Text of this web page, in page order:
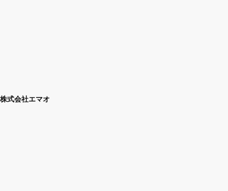
株式会社エマオ